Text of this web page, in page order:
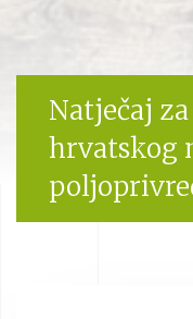
Natječaj
hrvatskog